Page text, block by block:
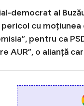
democrat al
cu moțiunea
pentru ca
AUR”, o alianță